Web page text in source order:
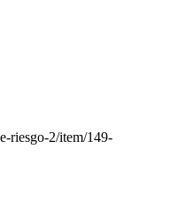
riesgo-2/item/149-